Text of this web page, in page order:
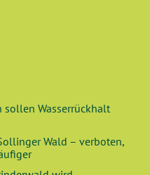
sollen Wasserrückhalt
Wald – verboten,